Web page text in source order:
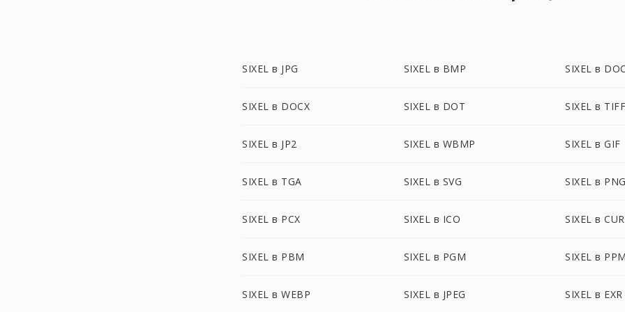
SIXEL в JPG SIXEL в BMP SIXEL в DOC
SIXEL в DOCX SIXEL в DOT SIXEL в TIFF
SIXEL в JP2 SIXEL в WBMP SIXEL в GIF
SIXEL в TGA SIXEL в SVG SIXEL в PNG
SIXEL в PCX SIXEL в ICO SIXEL в CUR
SIXEL в PBM SIXEL в PGM SIXEL в PPM
SIXEL в WEBP SIXEL в JPEG SIXEL в EXR